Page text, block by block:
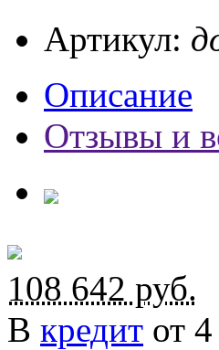
Артикул:
Описание
Отзывы и
108 642 руб.
В кредит от